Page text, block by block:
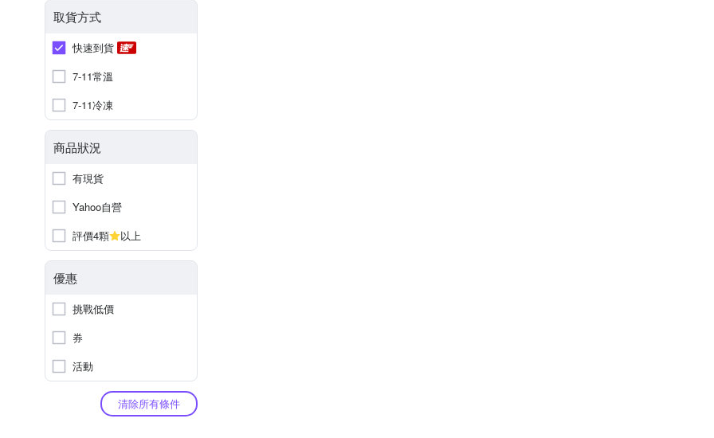
取貨方式
快速到貨
7-11常溫
7-11冷凍
商品狀況
有現貨
Yahoo自營
評價4顆
以上
優惠
挑戰低價
券
活動
清除所有條件